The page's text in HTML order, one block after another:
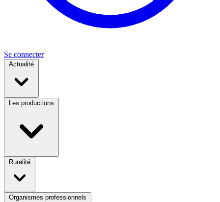
Se connecter
Actualité
Les productions
Ruralité
Organismes professionnels